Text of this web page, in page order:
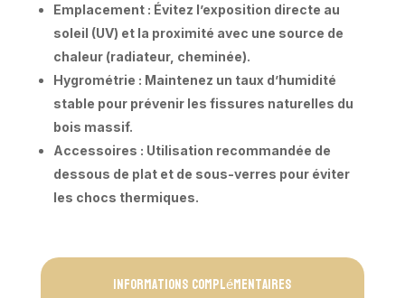
Emplacement : Évitez l’exposition directe au
soleil (UV) et la proximité avec une source de
chaleur (radiateur, cheminée).
Hygrométrie : Maintenez un taux d’humidité
stable pour prévenir les fissures naturelles du
bois massif.
Accessoires : Utilisation recommandée de
dessous de plat et de sous-verres pour éviter
les chocs thermiques.
Informations complémentaires